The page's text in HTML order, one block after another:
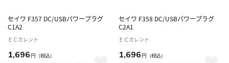
セイワ F357 DC/USBパワープラグ
C1A2
ＥＣカレント
1,696 円 （税込）
セイワ F358 DC/USBパワープラグ
C2A1
ＥＣカレント
1,696 円 （税込）